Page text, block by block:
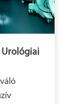
Urológiai